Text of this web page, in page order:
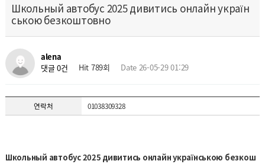
Школьный автобус 2025 дивитись онлайн україн
ською безкоштовно
alena
댓글 0건
Hit 789회 Date 26-05-29 01:29
연락처 01038309328
Школьный автобус 2025 дивитись онлайн українською безкош